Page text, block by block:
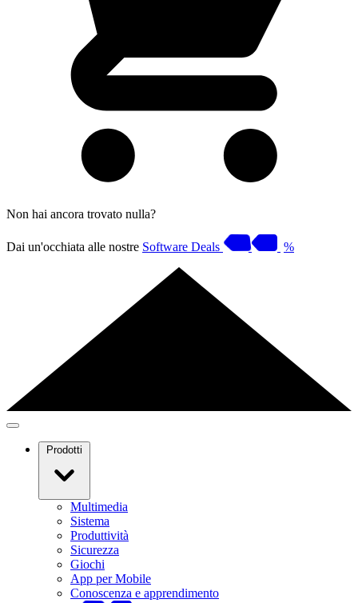
Non hai ancora trovato nulla?
Dai un'occhiata alle nostre Software Deals %
Prodotti
Multimedia
Sistema
Produttività
Sicurezza
Giochi
App per Mobile
Conoscenza e apprendimento